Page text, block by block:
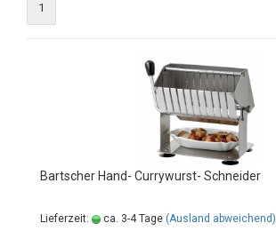
1
Bartscher Hand- Currywurst- Schneider
Lieferzeit: ca. 3-4 Tage (Ausland abweichend)